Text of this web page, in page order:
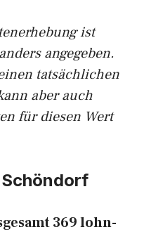
ist
angegeben.
tatsächlichen
aber auch
für diesen Wert
369 lohn-